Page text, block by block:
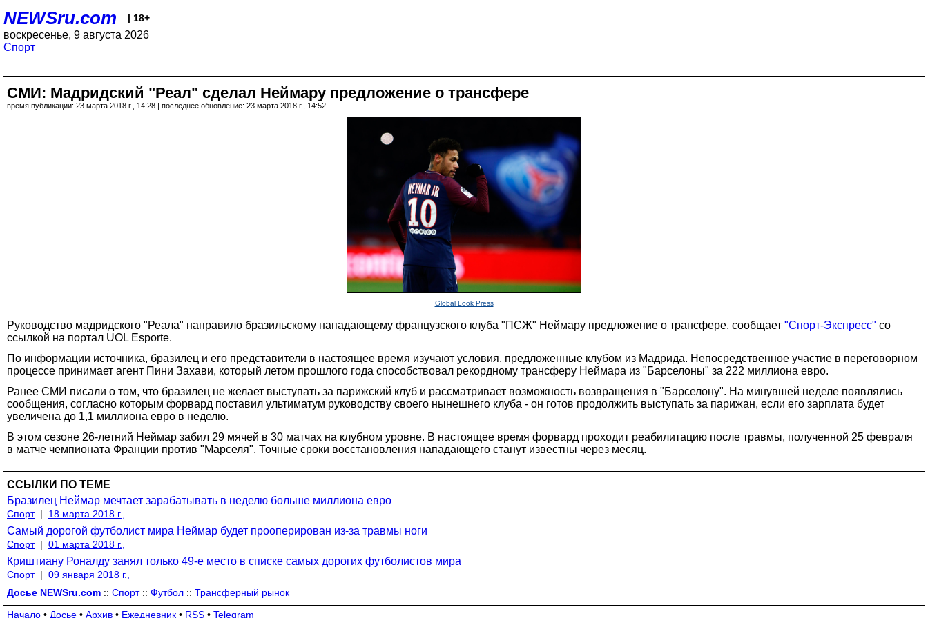
NEWSru.com | 18+
воскресенье, 9 августа 2026
Спорт
СМИ: Мадридский "Реал" сделал Неймару предложение о трансфере
время публикации: 23 марта 2018 г., 14:28 | последнее обновление: 23 марта 2018 г., 14:52
Global Look Press
Руководство мадридского "Реала" направило бразильскому нападающему французского клуба "ПСЖ" Неймару предложение о трансфере, сообщает "Спорт-Экспресс" со
ссылкой на портал UOL Esporte.
По информации источника, бразилец и его представители в настоящее время изучают условия, предложенные клубом из Мадрида. Непосредственное участие в переговорном
процессе принимает агент Пини Захави, который летом прошлого года способствовал рекордному трансферу Неймара из "Барселоны" за 222 миллиона евро.
Ранее СМИ писали о том, что бразилец не желает выступать за парижский клуб и рассматривает возможность возвращения в "Барселону". На минувшей неделе появлялись
сообщения, согласно которым форвард поставил ультиматум руководству своего нынешнего клуба - он готов продолжить выступать за парижан, если его зарплата будет
увеличена до 1,1 миллиона евро в неделю.
В этом сезоне 26-летний Неймар забил 29 мячей в 30 матчах на клубном уровне. В настоящее время форвард проходит реабилитацию после травмы, полученной 25 февраля
в матче чемпионата Франции против "Марселя". Точные сроки восстановления нападающего станут известны через месяц.
ССЫЛКИ ПО ТЕМЕ
Бразилец Неймар мечтает зарабатывать в неделю больше миллиона евро
Спорт | 18 марта 2018 г.,
Самый дорогой футболист мира Неймар будет прооперирован из-за травмы ноги
Спорт | 01 марта 2018 г.,
Криштиану Роналду занял только 49-е место в списке самых дорогих футболистов мира
Спорт | 09 января 2018 г.,
Досье NEWSru.com :: Спорт:: Футбол :: Трансферный рынок
Начало • Досье • Архив • Ежедневник • RSS • Telegram